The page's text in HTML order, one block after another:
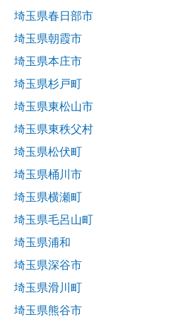
埼玉県春日部市
埼玉県朝霞市
埼玉県本庄市
埼玉県杉戸町
埼玉県東松山市
埼玉県東秩父村
埼玉県松伏町
埼玉県桶川市
埼玉県横瀬町
埼玉県毛呂山町
埼玉県浦和
埼玉県深谷市
埼玉県滑川町
埼玉県熊谷市